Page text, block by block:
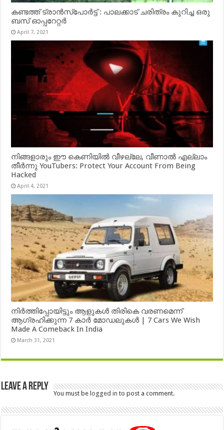
കണ്ടത്ത് ട്രാൻസ്‌പോർട്ട് : പാലക്കാട് ചരിത്രം കുറിച്ച ഒരു
ബസ് ഓപ്പറേറ്റർ
April 7, 2021
നിങ്ങളാരും ഈ കെണിയിൽ വീഴല്ലേ, വീണാൽ എല്ലാം
തീർന്നു YouTubers: Protect Your Account From Being
Hacked
April 4, 2021
നിർത്തിപ്പോയിട്ടും ആളുകൾ തിരികെ വരണമെന്ന്
ആഗ്രഹിക്കുന്ന 7 കാർ മോഡലുകൾ | 7 Cars We Wish
Made A Comeback In India
March 31, 2021
Leave a Reply
You must be logged in to post a comment.